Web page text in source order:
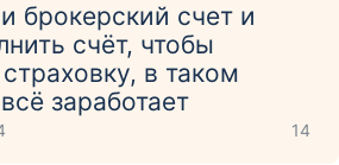
брокерский счет и
счёт, чтобы
в таком
заработает
14